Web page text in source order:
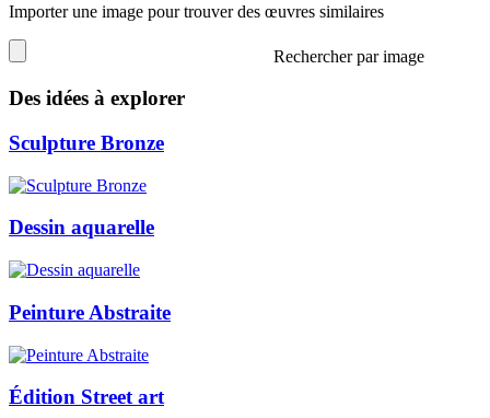
Importer une image pour trouver des œuvres similaires
Rechercher par image
Des idées à explorer
Sculpture Bronze
Dessin aquarelle
Peinture Abstraite
Édition Street art